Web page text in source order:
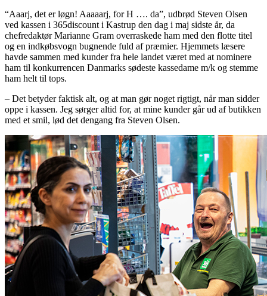
“Aaarj, det er løgn! Aaaaarj, for H …. da”, udbrød Steven Olsen
ved kassen i 365discount i Kastrup den dag i maj sidste år, da
chefredaktør Marianne Gram overraskede ham med den flotte titel
og en indkøbsvogn bugnende fuld af præmier. Hjemmets læsere
havde sammen med kunder fra hele landet været med at nominere
ham til konkurrencen Danmarks sødeste kassedame m/k og stemme
ham helt til tops.
– Det betyder faktisk alt, og at man gør noget rigtigt, når man sidder
oppe i kassen. Jeg sørger altid for, at mine kunder går ud af butikken
med et smil, lød det dengang fra Steven Olsen.